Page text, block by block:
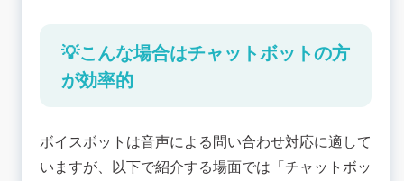
💡こんな場合はチャットボットの方
が効率的
ボイスボットは音声による問い合わせ対応に適して
いますが、以下で紹介する場面では「チャットボッ